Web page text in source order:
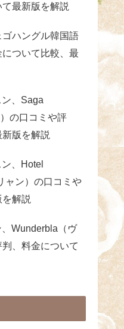
最新版を解説
ハングル韓国語
ついて比較、最
、Saga
の口コミや評
版を解説
、Hotel
ャン）の口コミや
解説
Wunderbla（ヴ
、料金について